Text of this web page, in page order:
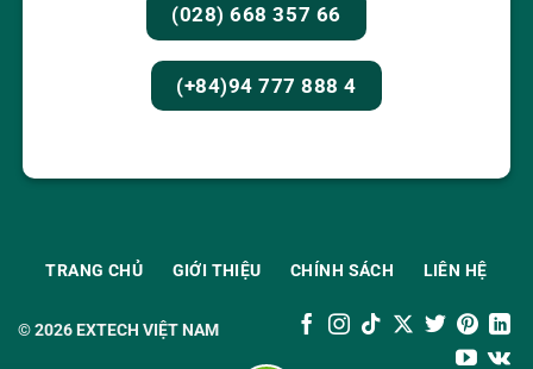
(028) 668 357 66
(+84)94 777 888 4
© 2026EXTECH VIỆT NAM
TRANG CHỦ GIỚI THIỆU CHÍNH SÁCH LIÊN HỆ